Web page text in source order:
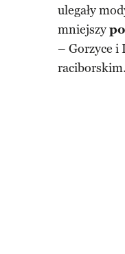
ulegały
mniejszy
– Gorzyce i
raciborskim.